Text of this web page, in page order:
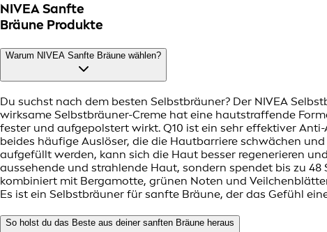
NIVEA Sanfte
Bräune Produkte
Warum NIVEA Sanfte Bräune wählen?
Du suchst nach dem besten Selbstbräuner? Der NIVEA
wirksame Selbstbräuner-Creme hat eine hautstraffende
fester und aufgepolstert wirkt. Q10 ist ein sehr effektiver
beides häufige Auslöser, die die Hautbarriere schwächen
aufgefüllt werden, kann sich die Haut besser regenerieren
aussehende und strahlende Haut, sondern spendet bis zu
kombiniert mit Bergamotte, grünen Noten und
Es ist ein Selbstbräuner für sanfte Bräune, der das Gefühl
So holst du das Beste aus deiner sanften Bräune heraus